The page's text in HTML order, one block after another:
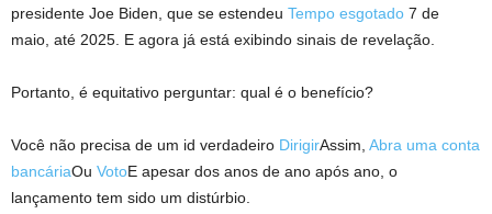
presidente Joe Biden, que se estendeu Tempo esgotado 7 de
maio, até 2025. E agora já está exibindo sinais de revelação.
Portanto, é equitativo perguntar: qual é o benefício?
Você não precisa de um id verdadeiro DirigirAssim, Abra uma conta
bancáriaOu VotoE apesar dos anos de ano após ano, o
lançamento tem sido um distúrbio.